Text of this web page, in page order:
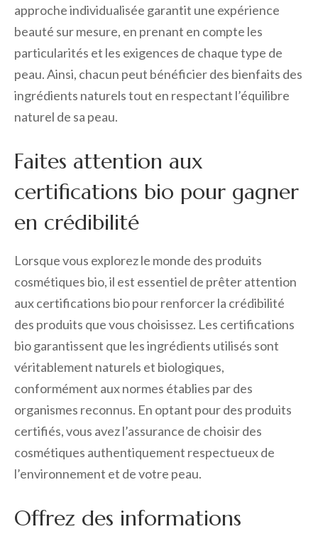
approche individualisée garantit une expérience
beauté sur mesure, en prenant en compte les
particularités et les exigences de chaque type de
peau. Ainsi, chacun peut bénéficier des bienfaits des
ingrédients naturels tout en respectant l’équilibre
naturel de sa peau.
Faites attention aux
certifications bio pour gagner
en crédibilité
Lorsque vous explorez le monde des produits
cosmétiques bio, il est essentiel de prêter attention
aux certifications bio pour renforcer la crédibilité
des produits que vous choisissez. Les certifications
bio garantissent que les ingrédients utilisés sont
véritablement naturels et biologiques,
conformément aux normes établies par des
organismes reconnus. En optant pour des produits
certifiés, vous avez l’assurance de choisir des
cosmétiques authentiquement respectueux de
l’environnement et de votre peau.
Offrez des informations